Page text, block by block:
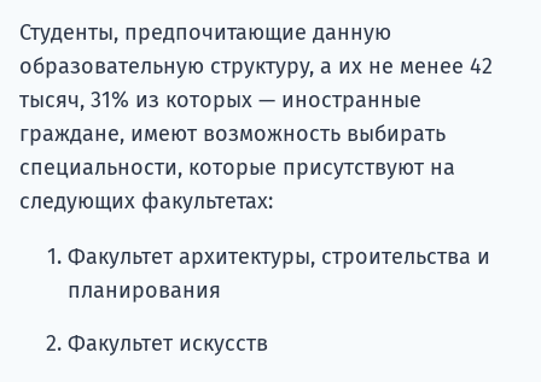
Студенты, предпочитающие данную
образовательную структуру, а их не менее 42
тысяч, 31% из которых — иностранные
граждане, имеют возможность выбирать
специальности, которые присутствуют на
следующих факультетах:
Факультет архитектуры, строительства и
планирования
Факультет искусств